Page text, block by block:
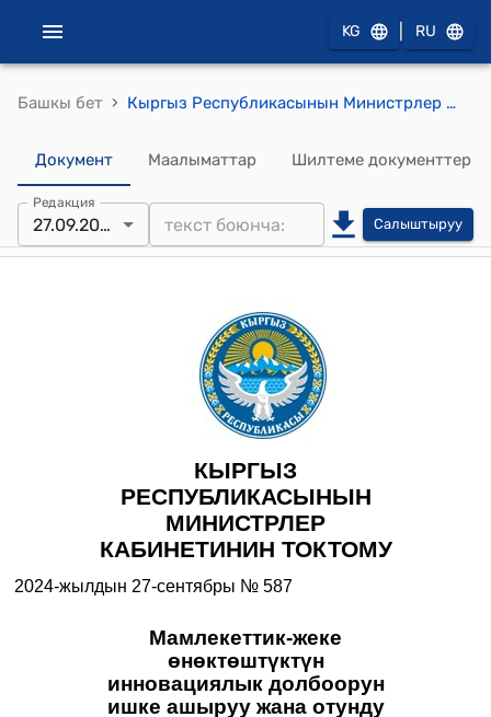
KG RU
Башкы бет › Кыргыз Республикасынын Министрлер Кабинетинин 2024-жылдын 27-сентябрындагы № 587 "Мамлекеттик-жеке өнөктөштүктүн инновациялык долбоорун ишке ашыруу жана отунду маркалоо операторун аныктоо жөнүндө" токтому
Документ Маалыматтар Шилтеме документтер
Редакция
27.09.2024 Салыштыруу